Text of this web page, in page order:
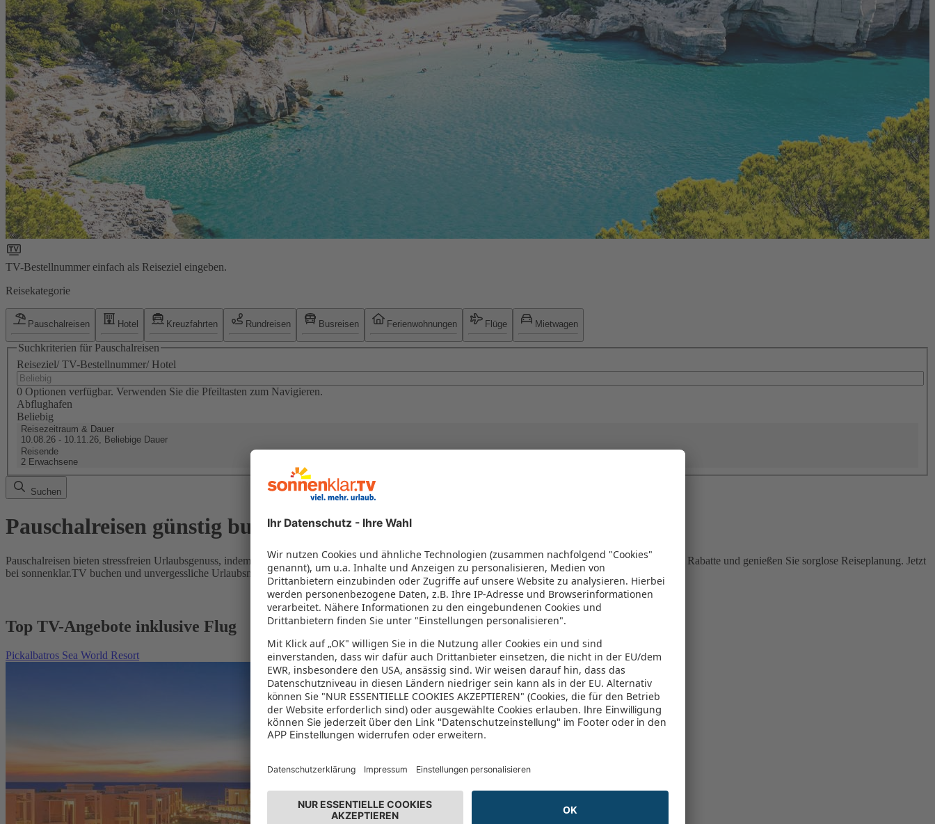
TV-Bestellnummer einfach als Reiseziel eingeben.
Reisekategorie
Pauschalreisen Hotel Kreuzfahrten Rundreisen Busreisen Ferienwohnungen Flüge Mietwagen
Suchkriterien für Pauschalreisen
Reiseziel/ TV-Bestellnummer/ Hotel
0 Optionen verfügbar. Verwenden Sie die Pfeiltasten zum Navigieren.
Abflughafen
Beliebig
Reisezeitraum & Dauer
10.08.26 - 10.11.26, Beliebige Dauer
Reisende
2 Erwachsene
Suchen
Pauschalreisen günstig buchen
Pauschalreisen bieten stressfreien Urlaubsgenuss, indem Flug und Hotel in einem Paket kombiniert werden – das spart Zeit und Geld. Nutzen Sie attraktive Rabatte und genießen Sie sorglose Reiseplanung. Jetzt
bei sonnenklar.TV buchen und unvergessliche Urlaubsmomente erleben!
Top TV-Angebote inklusive Flug
Pickalbatros Sea World Resort